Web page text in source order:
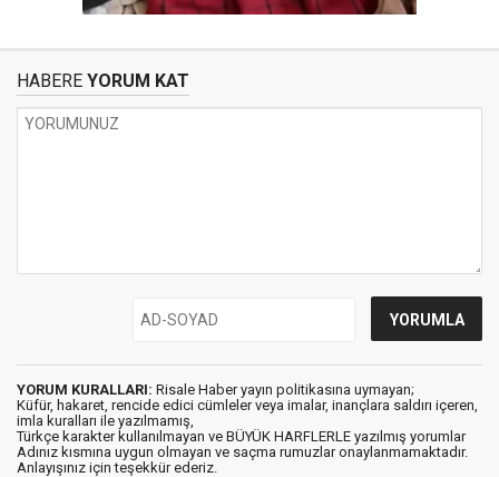
HABERE YORUM KAT
YORUM KURALLARI: Risale Haber yayın politikasına uymayan;
Küfür, hakaret, rencide edici cümleler veya imalar, inançlara saldırı içeren,
imla kuralları ile yazılmamış,
Türkçe karakter kullanılmayan ve BÜYÜK HARFLERLE yazılmış yorumlar
Adınız kısmına uygun olmayan ve saçma rumuzlar onaylanmamaktadır.
Anlayışınız için teşekkür ederiz.